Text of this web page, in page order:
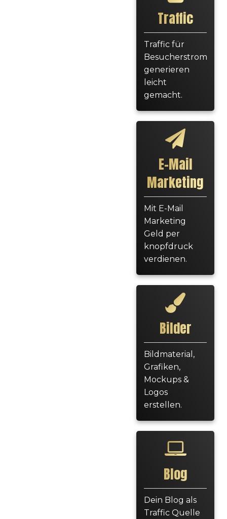
Traffic
Traffic für
Besucherstrom
generieren
leicht
gemacht.
E-Mail
Marketing
Mit E-Mail
Marketing
Geld per
knopfdruck
verdienen.
Bilder
Bildmaterial,
Grafiken,
Mockups &
Logos
erstellen.
Blog
Dein Blog als
Traffic Quelle